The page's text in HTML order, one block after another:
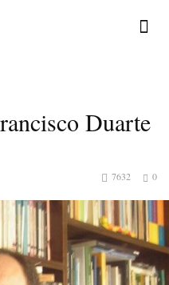
Duarte
0
7632